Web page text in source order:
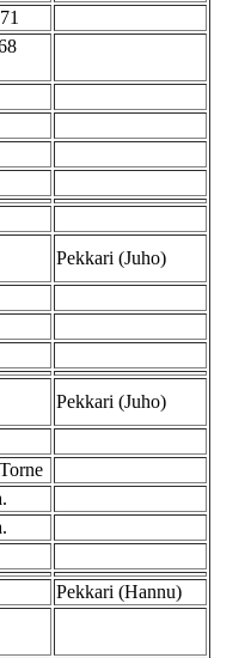
Pekkari (Juho)
Pekkari (Juho)
Pekkari (Hannu)